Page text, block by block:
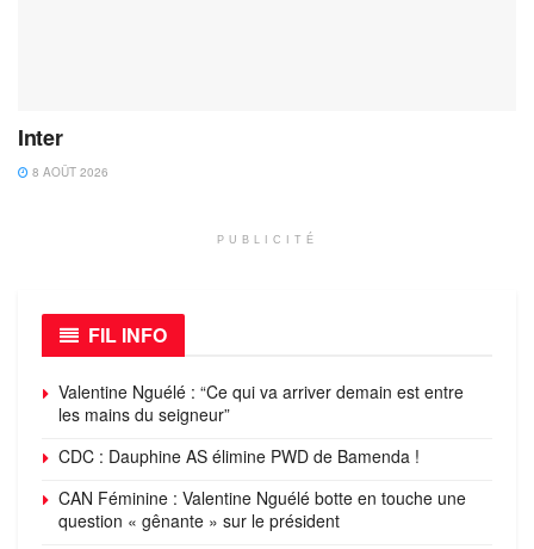
Inter
8 AOÛT 2026
PUBLICITÉ
FIL INFO
Valentine Nguélé : “Ce qui va arriver demain est entre
les mains du seigneur”
CDC : Dauphine AS élimine PWD de Bamenda !
CAN Féminine : Valentine Nguélé botte en touche une
question « gênante » sur le président